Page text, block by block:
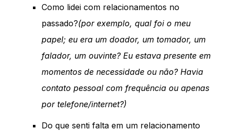
Como lidei com relacionamentos no
passado?(por exemplo, qual foi o meu
papel; eu era um doador, um tomador, um
falador, um ouvinte? Eu estava presente em
momentos de necessidade ou não? Havia
contato pessoal com frequência ou apenas
por telefone/internet?)
Do que senti falta em um relacionamento